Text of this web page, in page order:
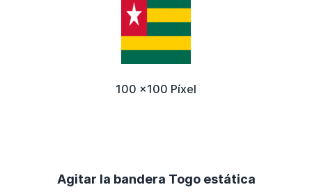
100 x100 Píxel
Agitar la bandera Togo estática